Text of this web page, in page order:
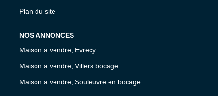
Plan du site
NOS ANNONCES
Maison à vendre, Evrecy
Maison à vendre, Villers bocage
Maison à vendre, Souleuvre en bocage